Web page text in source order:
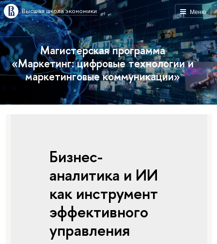
Меню
Высшая школа экономики
Магистерская программа
«Маркетинг: цифровые технологии и
маркетинговые коммуникации»
Бизнес-
аналитика и ИИ
как инструмент
эффективного
управления